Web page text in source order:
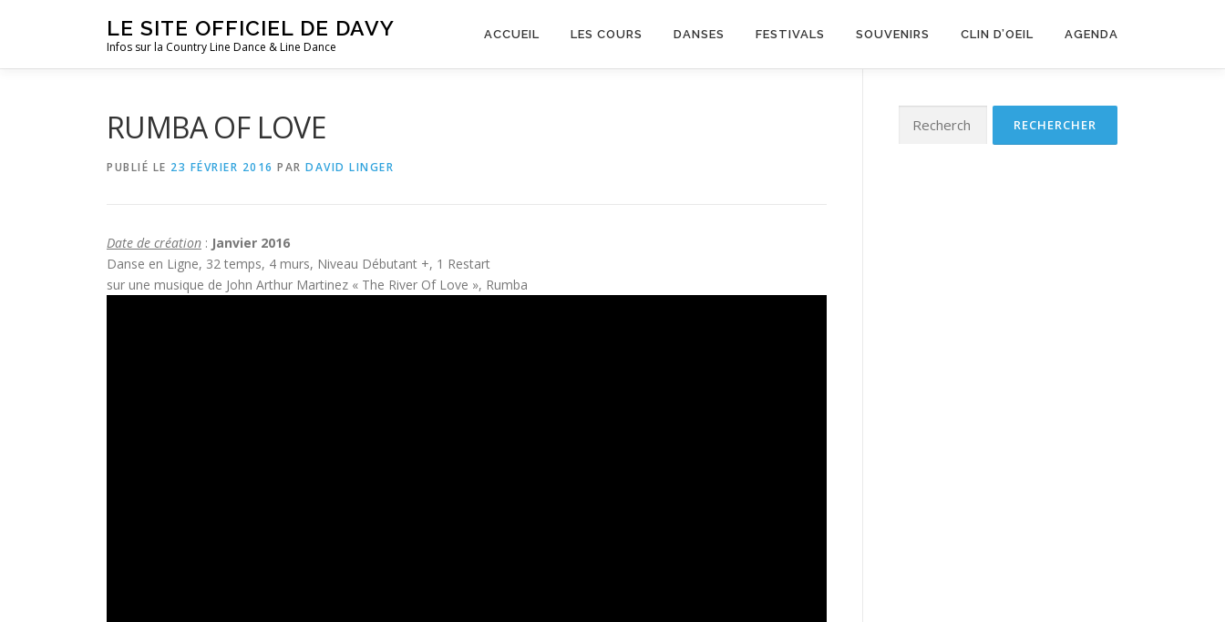
LE SITE OFFICIEL DE DAVY
Infos sur la Country Line Dance & Line Dance
ACCUEIL LES COURS DANSES FESTIVALS SOUVENIRS CLIN D’OEIL AGENDA
RUMBA OF LOVE
PUBLIÉ LE 23 FÉVRIER 2016 PAR DAVID LINGER
Date de création : Janvier 2016
Danse en Ligne, 32 temps, 4 murs, Niveau Débutant +, 1 Restart
sur une musique de John Arthur Martinez « The River Of Love », Rumba